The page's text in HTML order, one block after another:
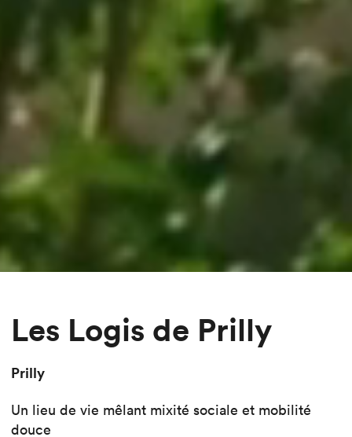
Les Logis de Prilly
Prilly
Un lieu de vie mêlant mixité sociale et mobilité
douce